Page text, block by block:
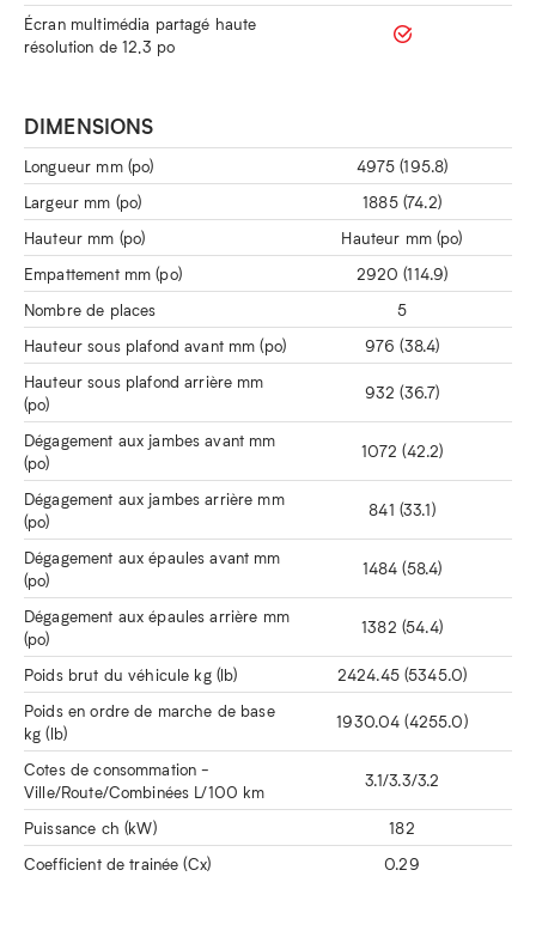
Écran multimédia partagé haute
résolution de 12,3 po
DIMENSIONS
Longueur mm (po)
4975 (195.8)
Largeur mm (po)
1885 (74.2)
Hauteur mm (po)
Hauteur mm (po)
Empattement mm (po)
2920 (114.9)
Nombre de places
5
Hauteur sous plafond avant mm (po)
976 (38.4)
Hauteur sous plafond arrière mm
(po)
932 (36.7)
Dégagement aux jambes avant mm
(po)
1072 (42.2)
Dégagement aux jambes arrière mm
(po)
841 (33.1)
Dégagement aux épaules avant mm
(po)
1484 (58.4)
Dégagement aux épaules arrière mm
(po)
1382 (54.4)
Poids brut du véhicule kg (lb)
2424.45 (5345.0)
Poids en ordre de marche de base
kg (lb)
1930.04 (4255.0)
Cotes de consommation -
Ville/Route/Combinées L/100 km
3.1/3.3/3.2
Puissance ch (kW)
182
Coefficient de trainée (Cx)
0.29